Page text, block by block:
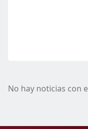
No hay noticias con